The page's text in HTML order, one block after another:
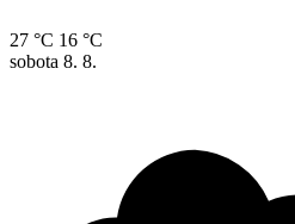
27 °C 16 °C
sobota 8. 8.